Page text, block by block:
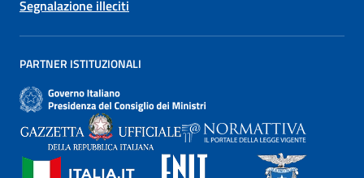
Segnalazione illeciti
PARTNER ISTITUZIONALI